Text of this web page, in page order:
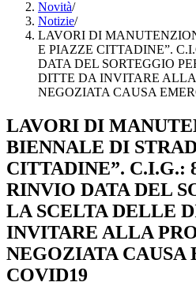
Novità/
Notizie/
LAVORI DI
E PIAZZE CITTADINE”.
DATA DEL SORTEGGIO
DITTE DA INVITARE
NEGOZIATA CAUSA
LAVORI DI
BIENNALE DI
CITTADINE”. C.I.G.:
RINVIO DATA DEL
LA SCELTA DELLE
INVITARE ALLA
NEGOZIATA CAUSA
COVID19